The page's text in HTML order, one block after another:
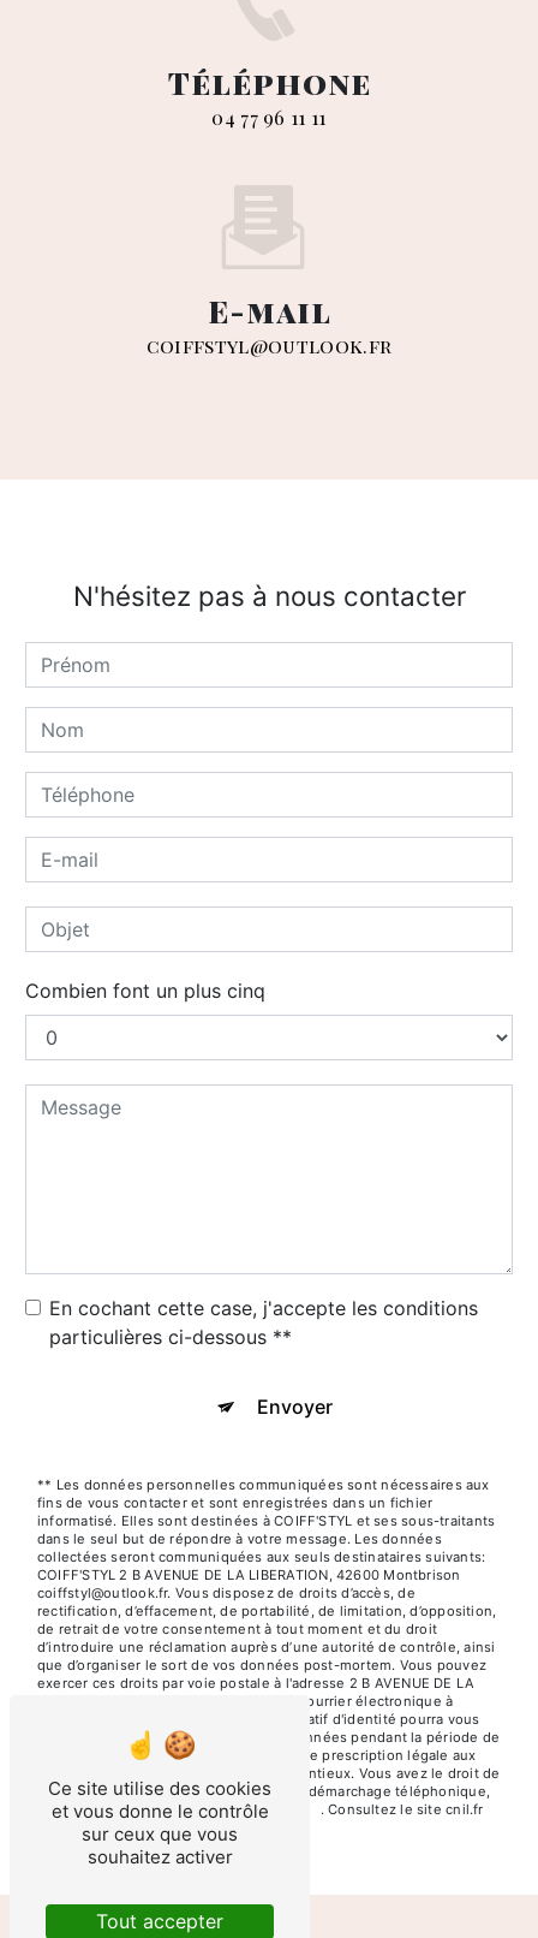
Téléphone
04 77 96 11 11
E-mail
coiffstyl@outlook.fr
N'hésitez pas à nous contacter
Combien font un plus cinq
En cochant cette case, j'accepte les conditions
particulières ci-dessous **
Envoyer
** Les données personnelles communiquées sont nécessaires aux
fins de vous contacter et sont enregistrées dans un fichier
informatisé. Elles sont destinées à COIFF'STYL et ses sous-traitants
dans le seul but de répondre à votre message. Les données
collectées seront communiquées aux seuls destinataires suivants:
COIFF'STYL 2 B AVENUE DE LA LIBERATION, 42600 Montbrison
coiffstyl@outlook.fr. Vous disposez de droits d’accès, de
rectification, d’effacement, de portabilité, de limitation, d’opposition,
de retrait de votre consentement à tout moment et du droit
d’introduire une réclamation auprès d’une autorité de contrôle, ainsi
que d’organiser le sort de vos données post-mortem. Vous pouvez
exercer ces droits par voie postale à l'adresse 2 B AVENUE DE LA
LIBERATION, 42600 Montbrison ou par courrier électronique à
l'adresse coiffstyl@outlook.fr. Un justificatif d'identité pourra vous
être demandé. Nous conservons vos données pendant la période de
prise de contact puis pendant la durée de prescription légale aux
fins probatoires et de gestion des contentieux. Vous avez le droit de
vous inscrire sur la liste d'opposition au démarchage téléphonique,
disponible à cette adresse:Bloctel.gouv.fr . Consultez le site cnil.fr
pour plus d’informations sur vos droits.
Ce site utilise des cookies
et vous donne le contrôle
sur ceux que vous
souhaitez activer
Tout accepter